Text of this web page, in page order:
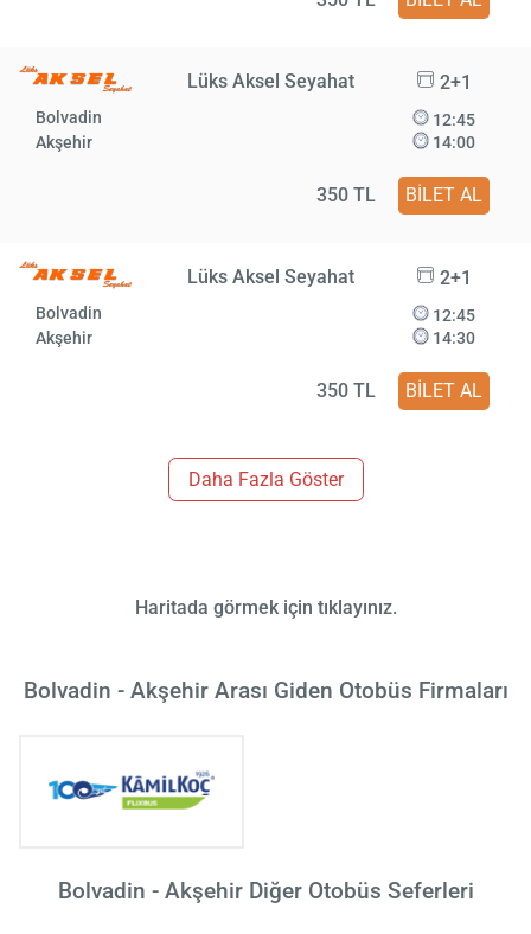
Lüks Aksel Seyahat 2+1
Bolvadin
Akşehir
12:45
14:00
350 TL BİLET AL
Lüks Aksel Seyahat 2+1
Bolvadin
Akşehir
12:45
14:30
350 TL BİLET AL
Daha Fazla Göster
Haritada görmek için tıklayınız.
Bolvadin - Akşehir Arası Giden Otobüs Firmaları
Bolvadin - Akşehir Diğer Otobüs Seferleri